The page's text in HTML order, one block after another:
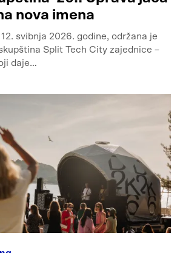
nova imena
svibnja 2026. godine, održana je
Split Tech City zajednice –
daje…